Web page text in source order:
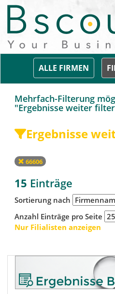
ALLE FIRMEN
Mehrfach-Filterung
"Ergebnisse weiter
Ergebnisse
66606
15 Einträge
Sortierung nach
Anzahl Einträge pro Seite
Nur Filialisten anzeigen